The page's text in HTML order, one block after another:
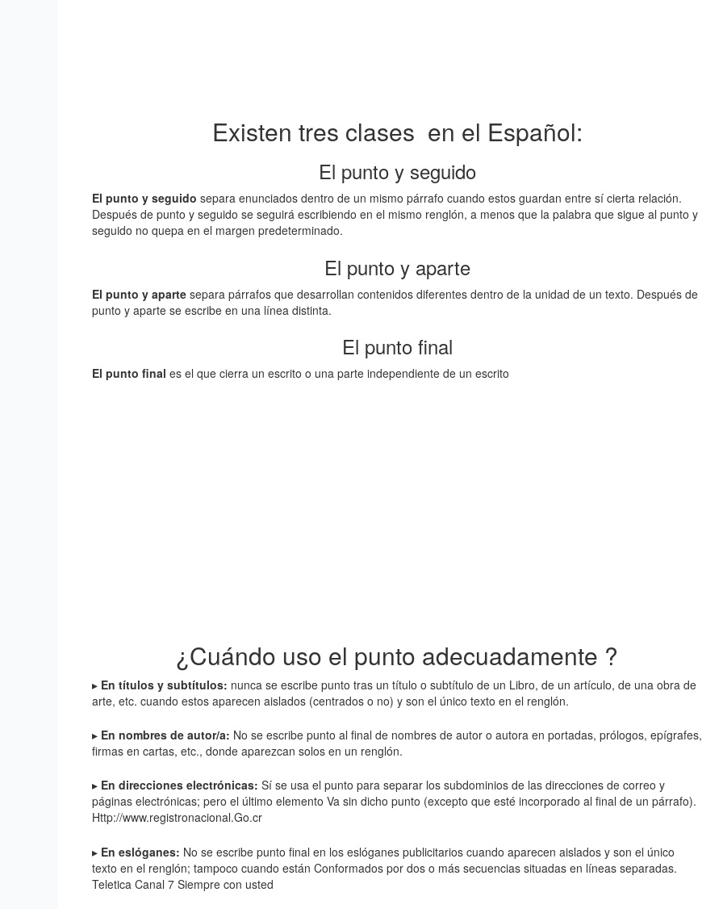
Existen tres clases en el Español:
El punto y seguido
El punto y seguido separa enunciados dentro de un mismo párrafo cuando estos guardan entre sí cierta relación.
Después de punto y seguido se seguirá escribiendo en el mismo renglón, a menos que la palabra que sigue al punto y
seguido no quepa en el margen predeterminado.
El punto y aparte
El punto y aparte separa párrafos que desarrollan contenidos diferentes dentro de la unidad de un texto. Después de
punto y aparte se escribe en una línea distinta.
El punto final
El punto final es el que cierra un escrito o una parte independiente de un escrito
¿Cuándo uso el punto adecuadamente ?
▸ En títulos y subtítulos: nunca se escribe punto tras un título o subtítulo de un Libro, de un artículo, de una obra de
arte, etc. cuando estos aparecen aislados (centrados o no) y son el único texto en el renglón.
▸ En nombres de autor/a: No se escribe punto al final de nombres de autor o autora en portadas, prólogos, epígrafes,
firmas en cartas, etc., donde aparezcan solos en un renglón.
▸ En direcciones electrónicas: Sí se usa el punto para separar los subdominios de las direcciones de correo y
páginas electrónicas; pero el último elemento Va sin dicho punto (excepto que esté incorporado al final de un párrafo).
Http://www.registronacional.Go.cr
▸ En eslóganes: No se escribe punto final en los eslóganes publicitarios cuando aparecen aislados y son el único
texto en el renglón; tampoco cuando están Conformados por dos o más secuencias situadas en líneas separadas.
Teletica Canal 7 Siempre con usted